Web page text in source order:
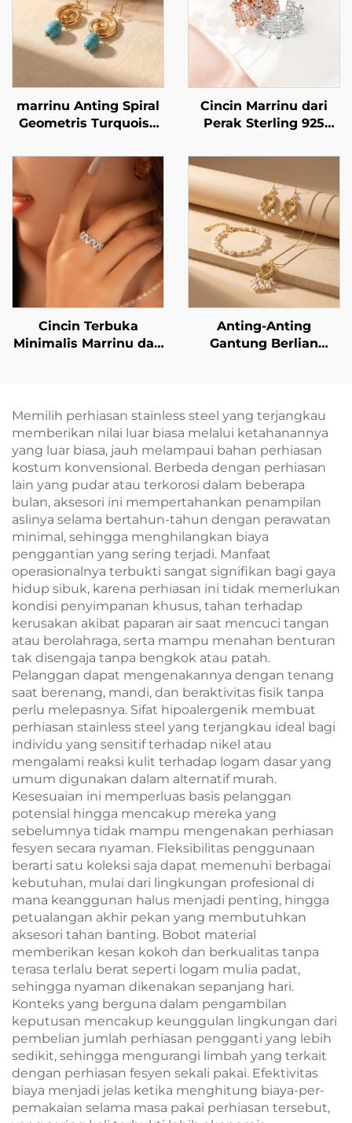
marrinu Anting Spiral
Geometris Turquoise
Cincin Marrinu dari
Perak Sterling 925
Berkilau, Dapat
Disetel Ukurannya
Cincin Terbuka
Minimalis Marrinu dari
Anting-Anting
Gantung Berlian
Tahan Karat Berlapis
Emas 18K Marrinu —
Ringan dan Elegan
Memilih perhiasan stainless steel yang terjangkau
memberikan nilai luar biasa melalui ketahanannya
yang luar biasa, jauh melampaui bahan perhiasan
kostum konvensional. Berbeda dengan perhiasan
lain yang pudar atau terkorosi dalam beberapa
bulan, aksesori ini mempertahankan penampilan
aslinya selama bertahun-tahun dengan perawatan
minimal, sehingga menghilangkan biaya
penggantian yang sering terjadi. Manfaat
operasionalnya terbukti sangat signifikan bagi gaya
hidup sibuk, karena perhiasan ini tidak memerlukan
kondisi penyimpanan khusus, tahan terhadap
kerusakan akibat paparan air saat mencuci tangan
atau berolahraga, serta mampu menahan benturan
tak disengaja tanpa bengkok atau patah.
Pelanggan dapat mengenakannya dengan tenang
saat berenang, mandi, dan beraktivitas fisik tanpa
perlu melepasnya. Sifat hipoalergenik membuat
perhiasan stainless steel yang terjangkau ideal bagi
individu yang sensitif terhadap nikel atau
mengalami reaksi kulit terhadap logam dasar yang
umum digunakan dalam alternatif murah.
Kesesuaian ini memperluas basis pelanggan
potensial hingga mencakup mereka yang
sebelumnya tidak mampu mengenakan perhiasan
fesyen secara nyaman. Fleksibilitas penggunaan
berarti satu koleksi saja dapat memenuhi berbagai
kebutuhan, mulai dari lingkungan profesional di
mana keanggunan halus menjadi penting, hingga
petualangan akhir pekan yang membutuhkan
aksesori tahan banting. Bobot material
memberikan kesan kokoh dan berkualitas tanpa
terasa terlalu berat seperti logam mulia padat,
sehingga nyaman dikenakan sepanjang hari.
Konteks yang berguna dalam pengambilan
keputusan mencakup keunggulan lingkungan dari
pembelian jumlah perhiasan pengganti yang lebih
sedikit, sehingga mengurangi limbah yang terkait
dengan perhiasan fesyen sekali pakai. Efektivitas
biaya menjadi jelas ketika menghitung biaya-per-
pemakaian selama masa pakai perhiasan tersebut,